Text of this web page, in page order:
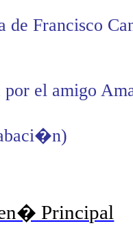
de Francisco
el amigo
Principal